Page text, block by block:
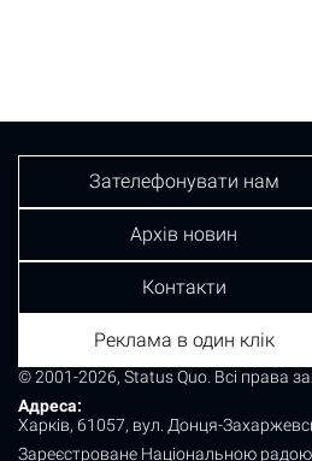
© 2001-2026, Status Quo. Всі права
Адреса:
Харків, 61057, вул. Донця-
Зареєстроване Національною радою
Зателефонувати нам
Архів новин
Контакти
Реклама в один клік